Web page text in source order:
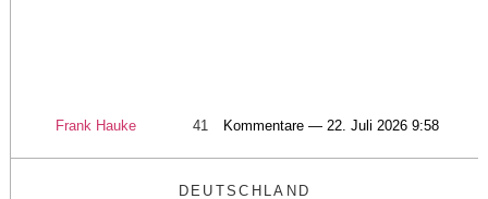
Frank Hauke 41 Kommentare — 22. Juli 2026 9:58
DEUTSCHLAND